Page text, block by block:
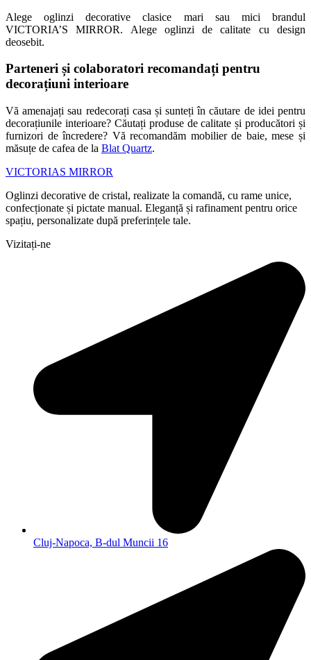
Alege oglinzi decorative clasice mari sau mici brandul
VICTORIA’S MIRROR. Alege oglinzi de calitate cu design
deosebit.
Parteneri și colaboratori recomandați pentru
decorațiuni interioare
Vă amenajați sau redecorați casa și sunteți în căutare de idei pentru
decorațiunile interioare? Căutați produse de calitate și producători și
furnizori de încredere? Vă recomandăm mobilier de baie, mese și
măsuțe de cafea de la Blat Quartz.
VICTORIAS MIRROR
Oglinzi decorative de cristal, realizate la comandă, cu rame unice,
confecționate și pictate manual. Eleganță și rafinament pentru orice
spațiu, personalizate după preferințele tale.
Vizitați-ne
Cluj-Napoca, B-dul Muncii 16